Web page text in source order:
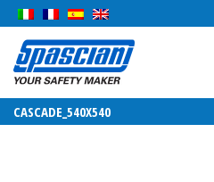
CASCADE_540X540